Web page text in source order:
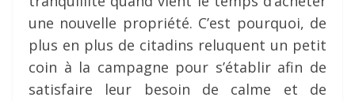
une nouvelle propriété. C’est pourquoi, de
plus en plus de citadins reluquent un petit
coin à la campagne pour s’établir afin de
satisfaire leur besoin de calme et de